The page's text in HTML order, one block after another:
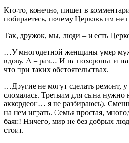
Кто-то, конечно, пишет в
побираетесь, почему Церковь им не
Так, дружок, мы, люди – и есть
…У многодетной женщины умер муж.
вдову. А – раз… И на похороны, и
что при таких обстоятельствах.
…Другие не могут сделать ремонт,
сломалась. Третьим для сына нужно
аккордеон… я не разбираюсь).
на нем играть. Семья простая,
баян! Ничего, мир не без добрых
стоит.